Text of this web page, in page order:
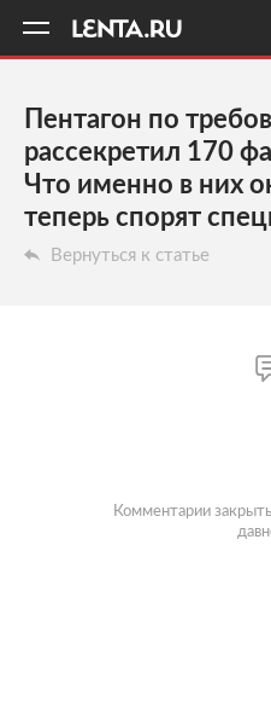
Пентагон по
рассекретил 170
Что именно в них
теперь спорят
Вернуться к статье
Комментарии